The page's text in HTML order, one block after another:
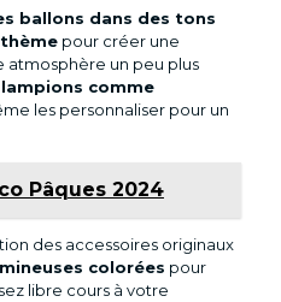
ballons dans des tons
pour créer une
atmosphère un peu plus
comme
les personnaliser pour un
Pâques 2024
des accessoires originaux
colorées pour
libre cours à votre